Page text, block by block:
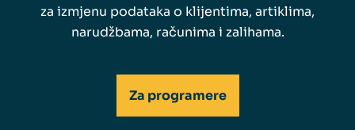
za izmjenu podataka o klijentima, artiklima,
narudžbama, računima i zalihama.
Za programere